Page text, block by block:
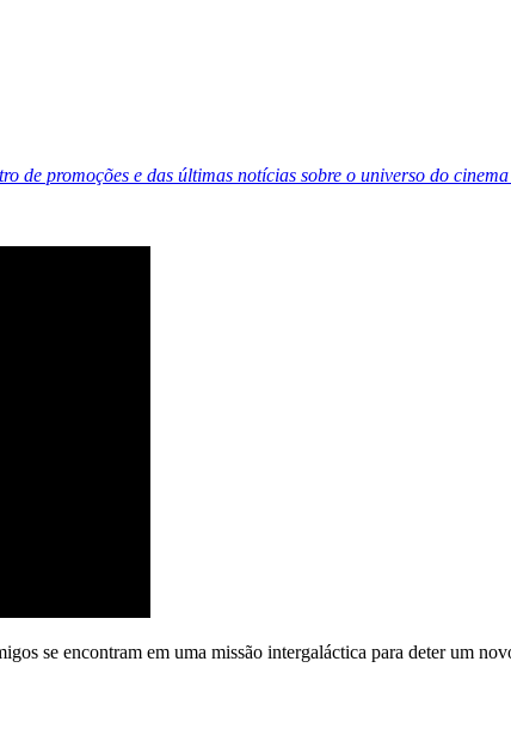
de promoções e das últimas notícias sobre o universo do
se encontram em uma missão intergaláctica para deter um